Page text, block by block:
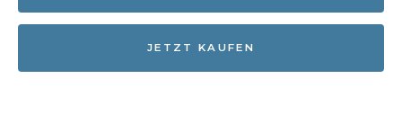
JETZT KAUFEN